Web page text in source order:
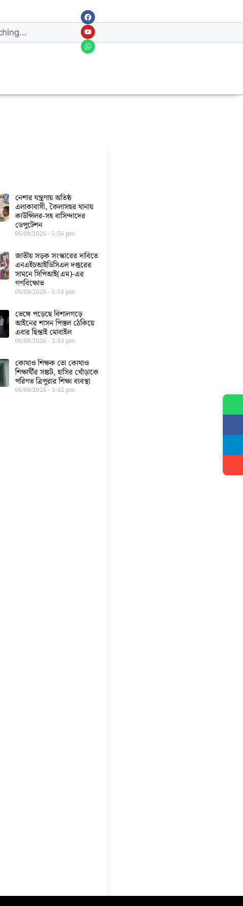
নেশার যন্ত্রণায় অতিষ্ঠ
এলাকাবাসী, কৈলাসহর থানায়
কাউন্সিলর-সহ বাসিন্দাদের
ডেপুটেশন
06/08/2026 5:56 pm
জাতীয় সড়ক সংস্কারের দাবিতে
এনএইচআইডিসিএল দপ্তরের
সামনে সিপিআই(এম)-এর
গণবিক্ষোভ
06/08/2026 5:54 pm
ভেঙ্গে পড়েছে বিশালগড়ে
আইনের শাসন পিস্তল ঠেকিয়ে
এবার ছিন্তাই মোবাইল
06/08/2026 3:43 pm
কোথাও শিক্ষক তো কোথাও
শিক্ষার্থীর সঙ্কট, হাসির খোঁড়াকে
পরিণত ত্রিপুরার শিক্ষা ব্যবস্থা
06/08/2026 3:42 pm